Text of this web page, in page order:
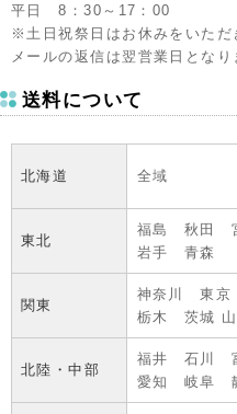
平日 8：30～17：00
※土日祝祭日はお休みをいただ
メールの返信は翌営業日とな
送料について
北海道 全域
東北
福島 秋田
岩手 青森
関東
神奈川 東
栃木 茨城
北陸・中部
福井 石川
愛知 岐阜